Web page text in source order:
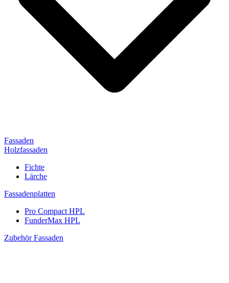
Fassaden
Holzfassaden
Fichte
Lärche
Fassadenplatten
Pro Compact HPL
FunderMax HPL
Zubehör Fassaden